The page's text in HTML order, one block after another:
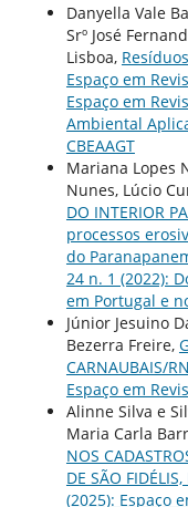
Danyella Vale
Srº José
Lisboa,
Espaço em
Espaço em
Ambiental
CBEAAGT
Mariana Lopes
Nunes, Lúcio
DO INTERIOR
processos
do
24 n. 1 (2022):
em Portugal e
Júnior Jesuino
Bezerra Freire,
CARNAUBAIS/
Espaço em
Alinne Silva e
Maria Carla
NOS
DE SÃO FIDÉLIS,
(2025): Espaço